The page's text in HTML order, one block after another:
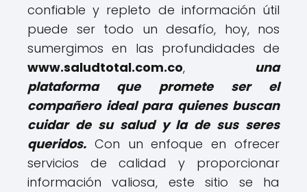
confiable y repleto de información útil
puede ser todo un desafío, hoy, nos
sumergimos en las profundidades de
www.saludtotal.com.co, una
plataforma que promete ser el
compañero ideal para quienes buscan
cuidar de su salud y la de sus seres
queridos. Con un enfoque en ofrecer
servicios de calidad y proporcionar
información valiosa, este sitio se ha